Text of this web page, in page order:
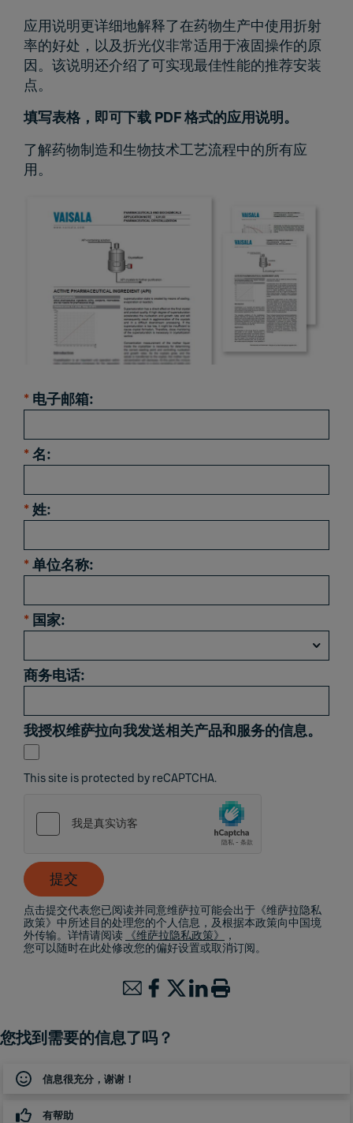
应用说明更详细地解释了在药物生产中使用折射
率的好处，以及折光仪非常适用于液固操作的原
因。该说明还介绍了可实现最佳性能的推荐安装
点。
填写表格，即可下载 PDF 格式的应用说明。
了解药物制造和生物技术工艺流程中的所有应
用。
* 电子邮箱:
* 名:
* 姓:
* 单位名称:
* 国家:
商务电话:
我授权维萨拉向我发送相关产品和服务的信息。
This site is protected by reCAPTCHA.
提交
点击提交代表您已阅读并同意维萨拉可能会出于《维萨拉隐私
政策》中所述目的处理您的个人信息，及根据本政策向中国境
外传输。详情请阅读 《维萨拉隐私政策》
，
您可以随时在此处修改您的偏好设置或取消订阅。
您找到需要的信息了吗？
信息很充分，谢谢！
有帮助